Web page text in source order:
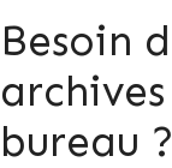
Besoin
bureau ?